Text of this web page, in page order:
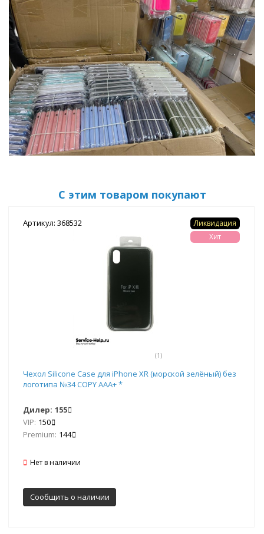
С этим товаром покупают
Артикул: 368532
(1)
Ликвидация
Хит
Чехол Silicone Case для iPhone XR (морской зелёный) без
логотипа №34 COPY AAA+ *
Дилер: 155
VIP: 150
Premium: 144
Нет в наличии
Сообщить о наличии